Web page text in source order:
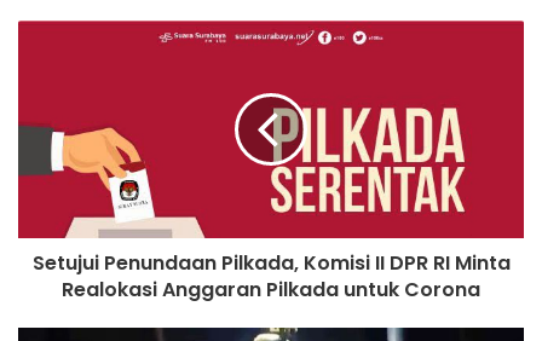
Setujui Penundaan Pilkada, Komisi II DPR RI Minta
Realokasi Anggaran Pilkada untuk Corona